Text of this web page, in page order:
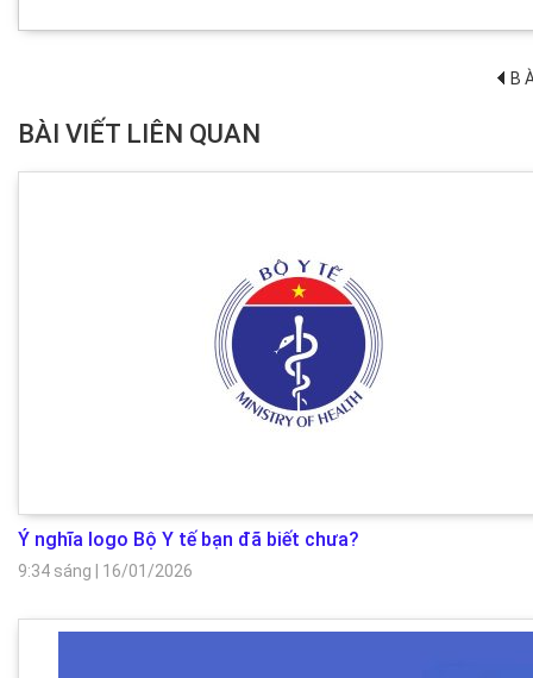
BÀI VIẾT LIÊN QUAN
Ý nghĩa logo Bộ Y tế bạn đã biết chưa?
9:34 sáng 16/01/2026